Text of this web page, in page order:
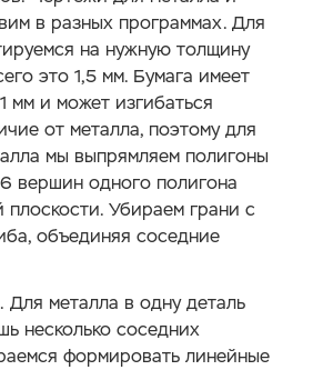
в разных программах. Для
на нужную толщину
это 1,5 мм. Бумага имеет
мм и может изгибаться
от металла, поэтому для
мы выпрямляем полигоны
вершин одного полигона
Убираем грани с
объединяя соседние
металла в одну деталь
несколько соседних
формировать линейные